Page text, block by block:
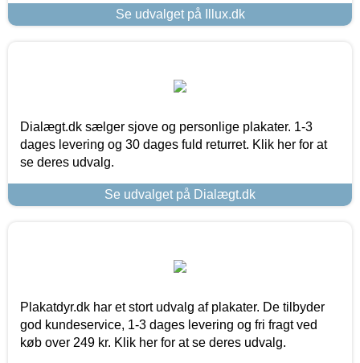
Se udvalget på Illux.dk
Dialægt.dk sælger sjove og personlige plakater. 1-3
dages levering og 30 dages fuld returret. Klik her for at
se deres udvalg.
Se udvalget på Dialægt.dk
Plakatdyr.dk har et stort udvalg af plakater. De tilbyder
god kundeservice, 1-3 dages levering og fri fragt ved
køb over 249 kr. Klik her for at se deres udvalg.